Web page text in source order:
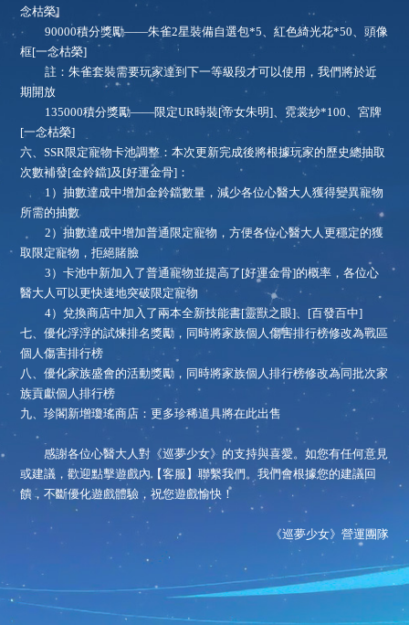
念枯榮]
90000積分獎勵——朱雀2星裝備自選包*5、紅色綺光花*50、頭像
框[一念枯榮]
註：朱雀套裝需要玩家達到下一等級段才可以使用，我們將於近
期開放
135000積分獎勵——限定UR時裝[帝女朱明]、霓裳紗*100、宮牌
[一念枯榮]
六、SSR限定寵物卡池調整：本次更新完成後將根據玩家的歷史總抽取
次數補發[金鈴鐺]及[好運金骨]：
1）抽數達成中增加金鈴鐺數量，減少各位心醫大人獲得變異寵物
所需的抽數
2）抽數達成中增加普通限定寵物，方便各位心醫大人更穩定的獲
取限定寵物，拒絕賭臉
3）卡池中新加入了普通寵物並提高了[好運金骨]的概率，各位心
醫大人可以更快速地突破限定寵物
4）兌換商店中加入了兩本全新技能書[靈獸之眼]、[百發百中]
七、優化浮浮的試煉排名獎勵，同時將家族個人傷害排行榜修改為戰區
個人傷害排行榜
八、優化家族盛會的活動獎勵，同時將家族個人排行榜修改為同批次家
族貢獻個人排行榜
九、珍閣新增瓊瑤商店：更多珍稀道具將在此出售
感謝各位心醫大人對《巡夢少女》的支持與喜愛。如您有任何意見
或建議，歡迎點擊遊戲內【客服】聯繫我們。我們會根據您的建議回
饋，不斷優化遊戲體驗，祝您遊戲愉快！
《巡夢少女》營運團隊